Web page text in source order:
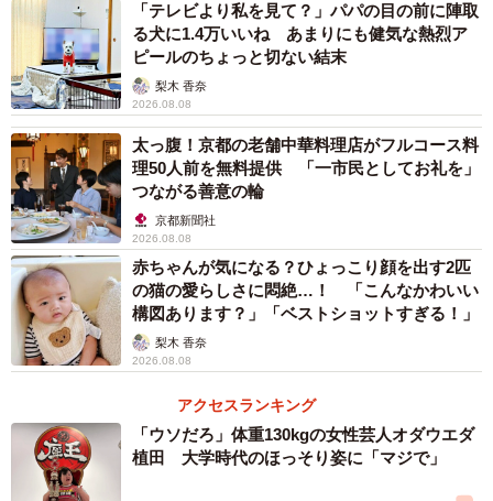
「テレビより私を見て？」パパの目の前に陣取
る犬に1.4万いいね あまりにも健気な熱烈ア
ピールのちょっと切ない結末
梨木 香奈
2026.08.08
太っ腹！京都の老舗中華料理店がフルコース料
理50人前を無料提供 「一市民としてお礼を」
つながる善意の輪
京都新聞社
2026.08.08
赤ちゃんが気になる？ひょっこり顔を出す2匹
の猫の愛らしさに悶絶…！ 「こんなかわいい
構図あります？」「ベストショットすぎる！」
梨木 香奈
2026.08.08
アクセスランキング
「ウソだろ」体重130kgの女性芸人オダウエダ
植田 大学時代のほっそり姿に「マジで」